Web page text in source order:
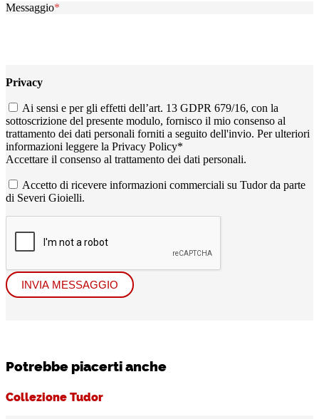
Messaggio*
Privacy
Ai sensi e per gli effetti dell’art. 13 GDPR 679/16, con la
sottoscrizione del presente modulo, fornisco il mio consenso al
trattamento dei dati personali forniti a seguito dell'invio. Per ulteriori
informazioni leggere la Privacy Policy*
Accettare il consenso al trattamento dei dati personali.
Accetto di ricevere informazioni commerciali su Tudor da parte
di Severi Gioielli.
INVIA MESSAGGIO
Potrebbe piacerti anche
Collezione Tudor